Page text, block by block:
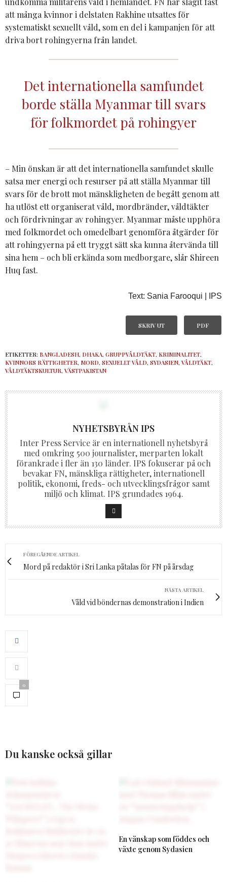
att många kvinnor i delstaten Rakhine utsattes för
systematiskt sexuellt våld, som en del i kampanjen för att
driva bort rohingyerna från landet.
Det internationella samfundet
borde ställa Myanmar till svars
för folkmordet på rohingyer
– Min önskan är att det internationella samfundet skulle
satsa mer energi och resurser på att ställa Myanmar till
svars för de brott mot mänskligheten de begått genom att
ha utlöst ett organiserat våld, mordbränder, våldtäkter
och fördrivningar av rohingyer. Myanmar måste upphöra
med folkmordet och omedelbart genomföra åtgärder för
att rohingyerna på ett tryggt sätt ska kunna återvända till
sina hem – och bli erkända som medborgare, slår Shireen
Huq fast.
Text: Sania Farooqui | IPS
SKRIV UT PDF
ETIKETTER: BANGLADESH, DHAKA, GRUPPVÅLDTÄKT, KRIMINALITET,
KVINNORS RÄTTIGHETER, MORD, SEXUELLT VÅLD, SYDASIEN, VÅLDTÄKT,
VÅLDTÄKTSKULTUR, VÄSTPAKISTAN
NYHETSBYRÅN IPS
Inter Press Service är en internationell nyhetsbyrå
med omkring 500 journalister, merparten lokalt
förankrade i fler än 130 länder. IPS fokuserar på och
bevakar FN, mänskliga rättigheter, internationell
politik, ekonomi, freds- och utvecklingsfrågor samt
miljö och klimat. IPS grundades 1964.
FÖREGÅENDE ARTIKEL
Mord på redaktör i Sri Lanka påtalas för FN på årsdag
NÄSTA ARTIKEL
Våld vid böndernas demonstration i Indien
0
Du kanske också gillar
En vänskap som föddes och
växte genom Sydasien